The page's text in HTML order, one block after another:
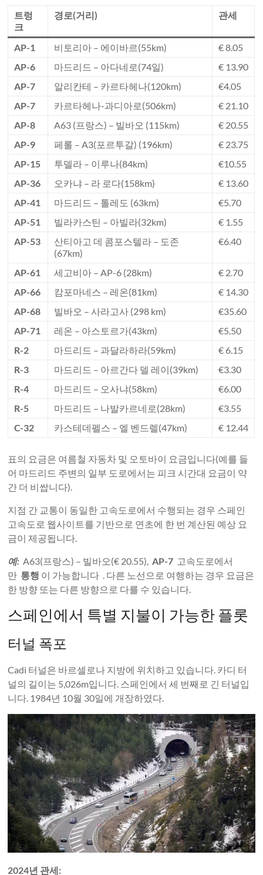
트렁
크
경로(거리) 관세
AP-1 비토리아 – 에이바르(55km)
€ 8.05
AP-6
마드리드 – 아다네로(74일)
€ 13.90
AP-7
알리칸테 – 카르타헤나(120km)
€4.05
AP-7
카르타헤나-과디아로(506km)
€ 21.10
AP-8
A63 (프랑스) – 빌바오 (115km)
€ 20.55
AP-9
페롤 – A3(포르투갈) (196km)
€ 23.75
AP-15
투델라 – 이루나(84km)
€10.55
AP-36
오카냐 – 라 로다(158km)
€ 13.60
AP-41
마드리드 – 톨레도 (63km)
€5.70
AP-51
빌라카스틴 – 아빌라(32km)
€ 1.55
AP-53
산티아고 데 콤포스텔라 – 도존
(67km)
€6.40
AP-61 세고비아 – AP-6 (28km)
€ 2.70
AP-66
캄포마네스 – 레온(81km)
€ 14.30
AP-68
빌바오 – 사라고사 (298 km)
€35.60
AP-71
레온 – 아스토르가(43km)
€5.50
R-2
마드리드 – 과달라하라(59km)
€ 6.15
R-3
마드리드 – 아르간다 델 레이(39km)
€3.30
R-4
마드리드 – 오사냐(58km)
€6.00
R-5
마드리드 – 나발카르네로(28km)
€3.55
C-32
카스테데펠스 – 엘 벤드렐(47km) € 12.44
표의 요금은 여름철 자동차 및 오토바이 요금입니다(예를 들
어 마드리드 주변의 일부 도로에서는 피크 시간대 요금이 약
간 더 비쌉니다).
지점 간 교통이 동일한 고속도로에서 수행되는 경우 스페인
고속도로 웹사이트를 기반으로 연초에 한 번 계산된 예상 요
금이 제공됩니다.
예: A63(프랑스) – 빌바오(€ 20.55), AP-7 고속도로에서
만 통행 이 가능합니다 . 다른 노선으로 여행하는 경우 요금은
한 방향 또는 다른 방향으로 다를 수 있습니다.
스페인에서 특별 지불이 가능한 플롯
터널 폭포
Cadi 터널은 바르셀로나 지방에 위치하고 있습니다. 카디 터
널의 길이는 5,026m입니다. 스페인에서 세 번째로 긴 터널입
니다. 1984년 10월 30일에 개장하였다.
2024년 관세: